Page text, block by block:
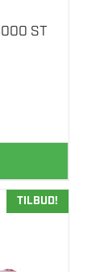
ST
TILBUD!